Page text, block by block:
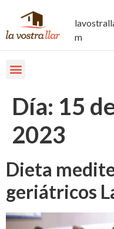
m
Día: 15
2023
Dieta
geriátricos